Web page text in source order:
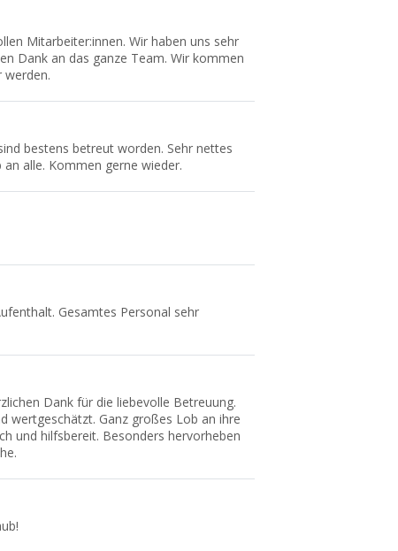
Mitarbeiter:innen. Wir haben uns sehr
Dank an das ganze Team. Wir kommen
werden.
bestens betreut worden. Sehr nettes
alle. Kommen gerne wieder.
Gesamtes Personal sehr
Dank für die liebevolle Betreuung.
wertgeschätzt. Ganz großes Lob an ihre
und hilfsbereit. Besonders hervorheben